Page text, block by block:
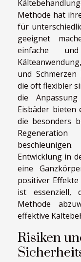
Methode hat
für
geeignet
einfache
und
die oft flexibler
die
Eisbäder bieten
die besonders
Entwicklung in
eine
positiver
ist essenziell,
Methode
effektive
Risiken